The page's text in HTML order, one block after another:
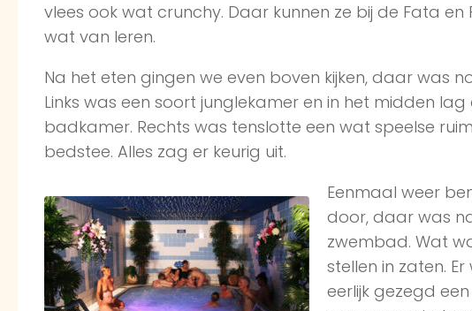
vlees ook wat crunchy. Daar kunnen ze bij de Fata en
wat van leren.
Na het eten gingen we even boven kijken, daar was
Links was een soort junglekamer en in het midden
badkamer. Rechts was tenslotte een wat speelse
bedstee. Alles zag er keurig uit.
Eenmaal weer
door, daar was
zwembad. Wat
stellen in zaten.
eerlijk gezegd